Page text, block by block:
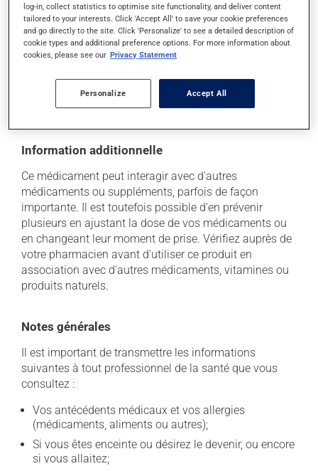
Comme la plupart des médicaments, vous devriez
garder ce produit à la température ambiante.
Conservez-le dans un endroit sécuritaire où il ne sera
pas exposé à la chaleur, à l'humidité ou à la lumière du
soleil. Faites détruire de façon sécuritaire toute
quantité qui vous resterait après sa date de
péremption.
Information additionnelle
Ce médicament peut interagir avec d'autres
médicaments ou suppléments, parfois de façon
importante. Il est toutefois possible d'en prévenir
plusieurs en ajustant la dose de vos médicaments ou
en changeant leur moment de prise. Vérifiez auprès de
votre pharmacien avant d'utiliser ce produit en
association avec d'autres médicaments, vitamines ou
produits naturels.
Notes générales
Il est important de transmettre les informations
suivantes à tout professionnel de la santé que vous
consultez :
Vos antécédents médicaux et vos allergies
(médicaments, aliments ou autres);
Si vous êtes enceinte ou désirez le devenir, ou encore
si vous allaitez;
log-in, collect statistics to optimise site functionality, and deliver content
tailored to your interests. Click 'Accept All' to save your cookie preferences
and go directly to the site. Click 'Personalize' to see a detailed description of
cookie types and additional preference options. For more information about
cookies, please see our Privacy Statement
Personalize Accept All